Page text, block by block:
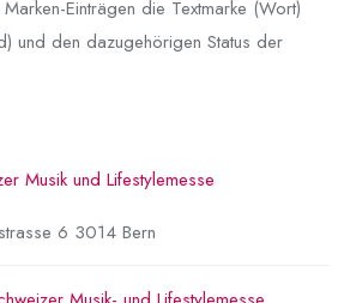
Einträgen die Textmarke (Wort)
und den dazugehörigen Status der
6 3014 Bern